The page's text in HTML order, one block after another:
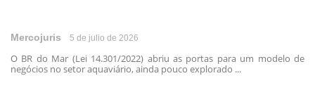
Mercojuris 5 de julio de 2026
O BR do Mar (Lei 14.301/2022) abriu as portas para um modelo de
negócios no setor aquaviário, ainda pouco explorado ...